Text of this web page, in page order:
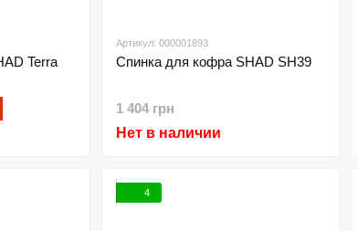
Terra
Артикул: 000001893
Спинка для кофра SHAD SH39
1 404 грн
Нет в наличии
4